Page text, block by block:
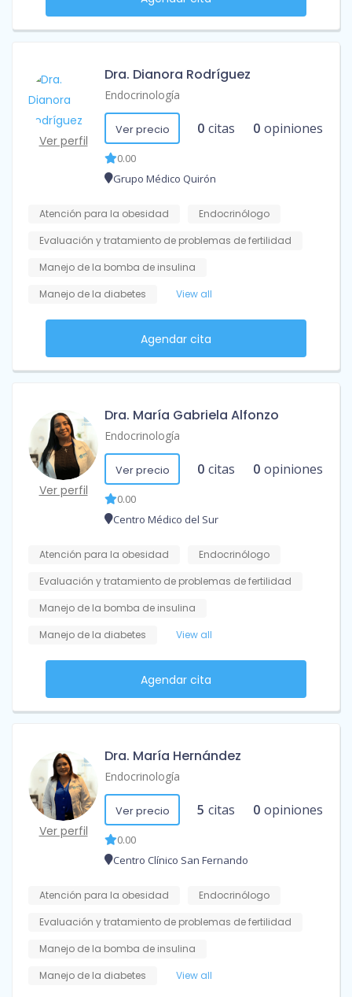
Ver perfil
Dra. Dianora Rodríguez
Endocrinología
Ver precio 0 citas 0 opiniones
0.00
Grupo Médico Quirón
Atención para la obesidad
Endocrinólogo
Evaluación y tratamiento de problemas de fertilidad
Manejo de la bomba de insulina
Manejo de la diabetes
View all
Agendar cita
Ver perfil
Dra. María Gabriela Alfonzo
Endocrinología
Ver precio 0 citas 0 opiniones
0.00
Centro Médico del Sur
Atención para la obesidad
Endocrinólogo
Evaluación y tratamiento de problemas de fertilidad
Manejo de la bomba de insulina
Manejo de la diabetes
View all
Agendar cita
Ver perfil
Dra. María Hernández
Endocrinología
Ver precio 5 citas 0 opiniones
0.00
Centro Clínico San Fernando
Atención para la obesidad
Endocrinólogo
Evaluación y tratamiento de problemas de fertilidad
Manejo de la bomba de insulina
Manejo de la diabetes
View all